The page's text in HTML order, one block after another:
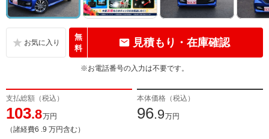
無
料
見積もり・在庫確認
※お電話番号の入力は不要です。
支払総額（税込）
103.8万円
（諸経費6 .9 万円含む）
本体価格（税込）
96.9万円